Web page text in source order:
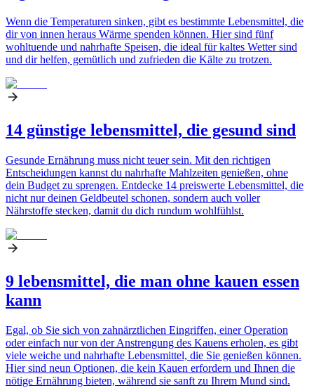
Wenn die Temperaturen sinken, gibt es bestimmte Lebensmittel, die
dir von innen heraus Wärme spenden können. Hier sind fünf
wohltuende und nahrhafte Speisen, die ideal für kaltes Wetter sind
und dir helfen, gemütlich und zufrieden die Kälte zu trotzen.
14 günstige lebensmittel, die gesund sind
Gesunde Ernährung muss nicht teuer sein. Mit den richtigen
Entscheidungen kannst du nahrhafte Mahlzeiten genießen, ohne
dein Budget zu sprengen. Entdecke 14 preiswerte Lebensmittel, die
nicht nur deinen Geldbeutel schonen, sondern auch voller
Nährstoffe stecken, damit du dich rundum wohlfühlst.
9 lebensmittel, die man ohne kauen essen
kann
Egal, ob Sie sich von zahnärztlichen Eingriffen, einer Operation
oder einfach nur von der Anstrengung des Kauens erholen, es gibt
viele weiche und nahrhafte Lebensmittel, die Sie genießen können.
Hier sind neun Optionen, die kein Kauen erfordern und Ihnen die
nötige Ernährung bieten, während sie sanft zu Ihrem Mund sind.